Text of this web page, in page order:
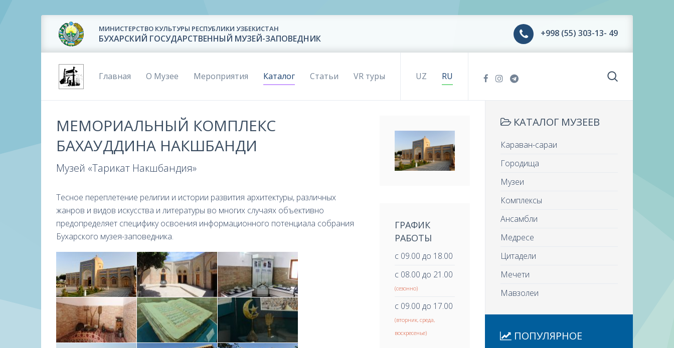
МИНИСТЕРСТВО КУЛЬТУРЫ РЕСПУБЛИКИ УЗБЕКИСТАН
БУХАРСКИЙ ГОСУДАРСТВЕННЫЙ МУЗЕЙ-ЗАПОВЕДНИК +998 (55) 303-13- 49
Главная О Музее Мероприятия Каталог Статьи VR туры UZ RU
МЕМОРИАЛЬНЫЙ КОМПЛЕКС
БАХАУДДИНА НАКШБАНДИ
Музей «Тарикат Накшбандия»
Тесное переплетение религии и истории развития архитектуры, различных
жанров и видов искусства и литературы во многих случаях объективно
предопределяет специфику освоения информационного потенциала собрания
Бухарского музея-заповедника.
ГРАФИК
РАБОТЫ
с 09.00 до 18.00
с 08.00 до 21.00
(сезонно)
с 09.00 до 17.00
(вторник, среда,
воскресенье)
КАТАЛОГ МУЗЕЕВ
Караван-сараи
Городища
Музеи
Комплексы
Ансамбли
Медресе
Цитадели
Мечети
Мавзолеи
ПОПУЛЯРНОЕ